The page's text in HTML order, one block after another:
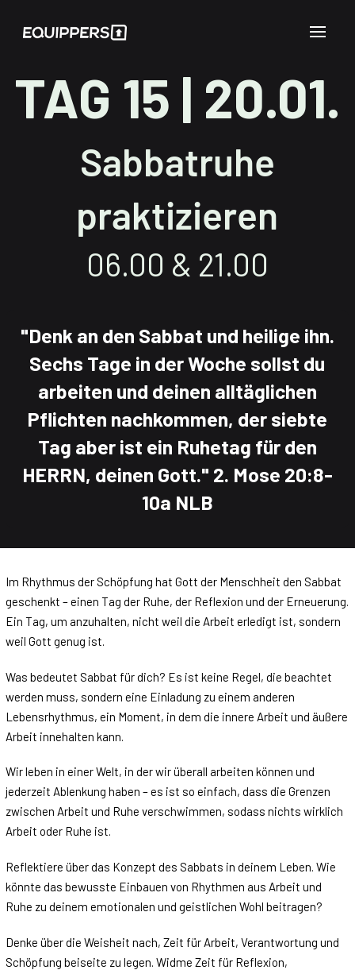
TAG 15 | 20.01.
Sabbatruhe
praktizieren
06.00 & 21.00
"Denk an den Sabbat und heilige ihn.
Sechs Tage in der Woche sollst du
arbeiten und deinen alltäglichen
Pflichten nachkommen, der siebte
Tag aber ist ein Ruhetag für den
HERRN, deinen Gott." 2. Mose 20:8-
10a NLB
Im Rhythmus der Schöpfung hat Gott der Menschheit den Sabbat
geschenkt – einen Tag der Ruhe, der Reflexion und der Erneuerung.
Ein Tag, um anzuhalten, nicht weil die Arbeit erledigt ist, sondern
weil Gott genug ist.
Was bedeutet Sabbat für dich? Es ist keine Regel, die beachtet
werden muss, sondern eine Einladung zu einem anderen
Lebensrhythmus, ein Moment, in dem die innere Arbeit und äußere
Arbeit innehalten kann.
Wir leben in einer Welt, in der wir überall arbeiten können und
jederzeit Ablenkung haben – es ist so einfach, dass die Grenzen
zwischen Arbeit und Ruhe verschwimmen, sodass nichts wirklich
Arbeit oder Ruhe ist.
Reflektiere über das Konzept des Sabbats in deinem Leben. Wie
könnte das bewusste Einbauen von Rhythmen aus Arbeit und
Ruhe zu deinem emotionalen und geistlichen Wohl beitragen?
Denke über die Weisheit nach, Zeit für Arbeit, Verantwortung und
Schöpfung beiseite zu legen. Widme Zeit für Reflexion,